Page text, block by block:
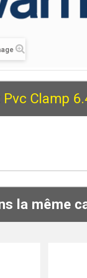
Pvc Clamp
la même